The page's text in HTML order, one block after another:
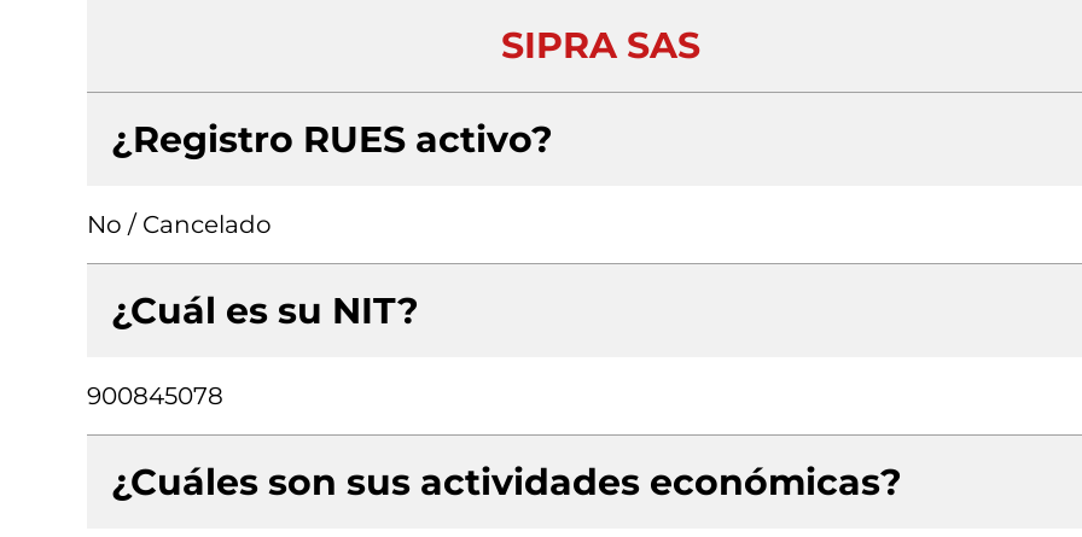
SIPRA SAS
¿Registro RUES activo?
No / Cancelado
¿Cuál es su NIT?
900845078
¿Cuáles son sus actividades económicas?